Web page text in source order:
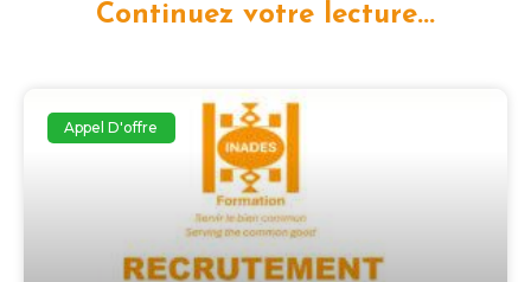
Continuez votre lecture...
Appel D'offre